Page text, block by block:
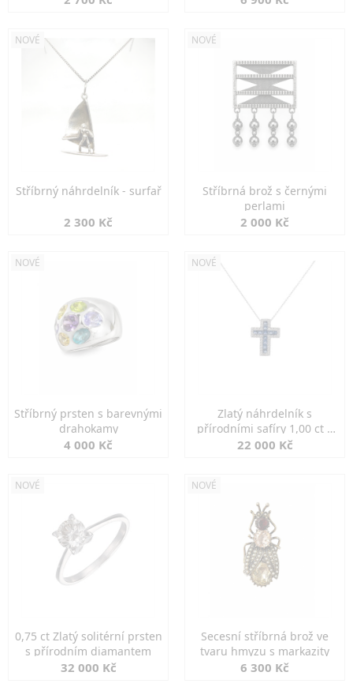
NOVÉ
Stříbrný náhrdelník - surfař
2 300 Kč
NOVÉ
Stříbrná brož s černými
perlami
2 000 Kč
NOVÉ
Stříbrný prsten s barevnými
drahokamy
4 000 Kč
NOVÉ
Zlatý náhrdelník s
přírodními safíry 1,00 ct a
diamanty
22 000 Kč
NOVÉ
0,75 ct Zlatý solitérní prsten
s přírodním diamantem
32 000 Kč
NOVÉ
Secesní stříbrná brož ve
tvaru hmyzu s markazity
6 300 Kč